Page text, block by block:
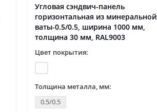
Угловая сэндвич-панель
горизонтальная из минеральной
ваты-0.5/0.5, ширина 1000 мм,
толщина 30 мм, RAL9003
Цвет покрытия:
Толщина металла, мм:
0.5/0.5